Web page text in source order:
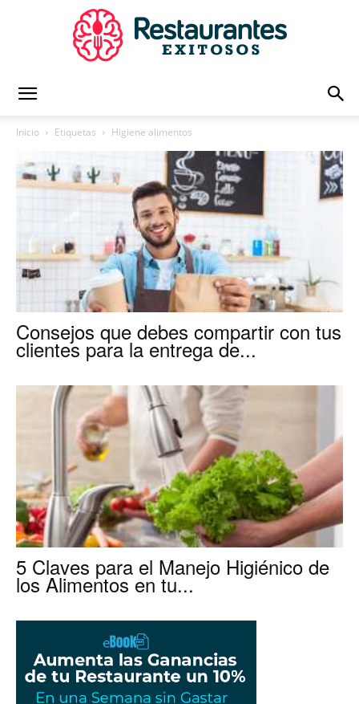
Exitosos
|
Capacitación
para
Restaurantes
|
de
Inicio Etiquetas Higiene alimentos
Consejos que debes compartir con tus
clientes para la entrega de...
5 Claves para el Manejo Higiénico de
los Alimentos en tu...